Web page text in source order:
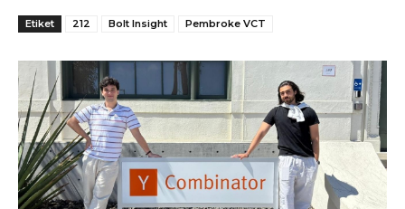
Etiket 212 Bolt Insight Pembroke VCT